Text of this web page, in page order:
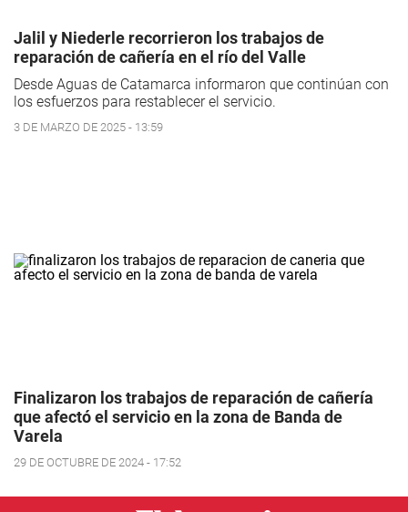
Jalil y Niederle recorrieron los trabajos de
reparación de cañería en el río del Valle
Desde Aguas de Catamarca informaron que continúan con
los esfuerzos para restablecer el servicio.
3 DE MARZO DE 2025 - 13:59
Finalizaron los trabajos de reparación de cañería
que afectó el servicio en la zona de Banda de
Varela
29 DE OCTUBRE DE 2024 - 17:52